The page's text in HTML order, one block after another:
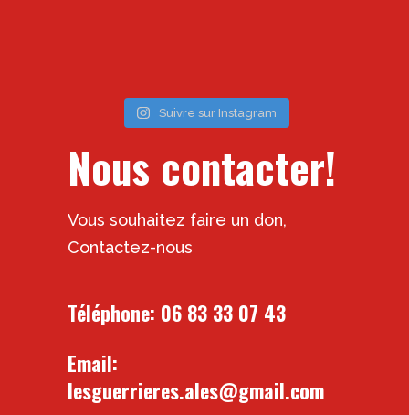
Suivre sur Instagram
Nous contacter!
Vous souhaitez faire un don,
Contactez-nous
Téléphone: 06 83 33 07 43
Email:
lesguerrieres.ales@gmail.com